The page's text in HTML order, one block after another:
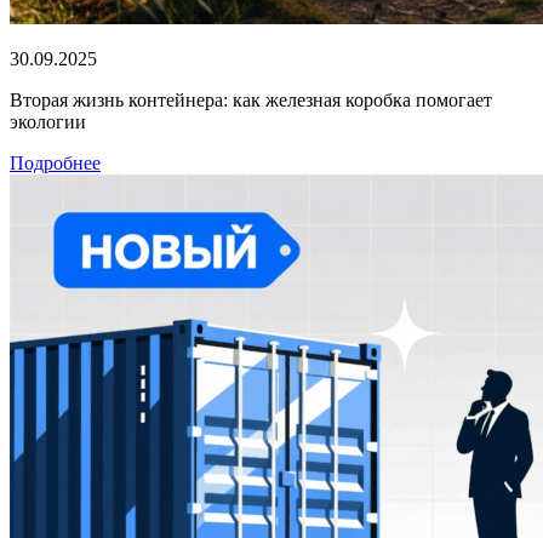
30.09.2025
Вторая жизнь контейнера: как железная коробка помогает
экологии
Подробнее